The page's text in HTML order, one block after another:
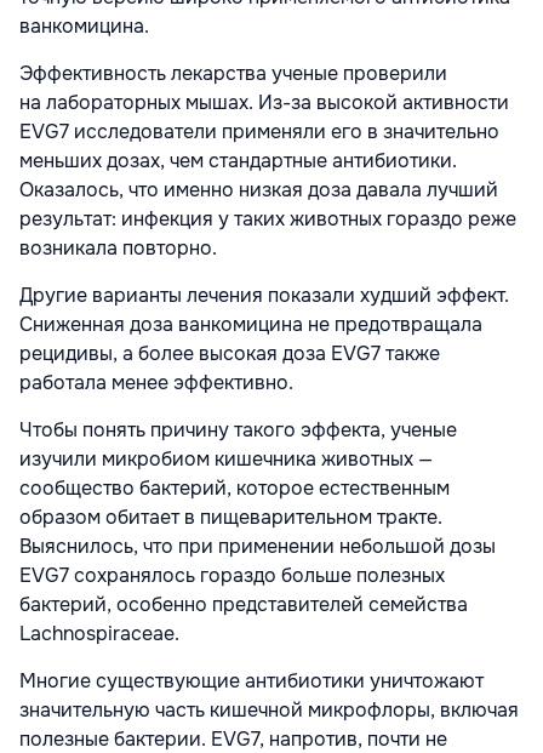
ванкомицина.
Эффективность лекарства ученые проверили
на лабораторных мышах. Из-за высокой активности
EVG7 исследователи применяли его в значительно
меньших дозах, чем стандартные антибиотики.
Оказалось, что именно низкая доза давала лучший
результат: инфекция у таких животных гораздо реже
возникала повторно.
Другие варианты лечения показали худший эффект.
Сниженная доза ванкомицина не предотвращала
рецидивы, а более высокая доза EVG7 также
работала менее эффективно.
Чтобы понять причину такого эффекта, ученые
изучили микробиом кишечника животных —
сообщество бактерий, которое естественным
образом обитает в пищеварительном тракте.
Выяснилось, что при применении небольшой дозы
EVG7 сохранялось гораздо больше полезных
бактерий, особенно представителей семейства
Lachnospiraceae.
Многие существующие антибиотики уничтожают
значительную часть кишечной микрофлоры, включая
полезные бактерии. EVG7, напротив, почти не